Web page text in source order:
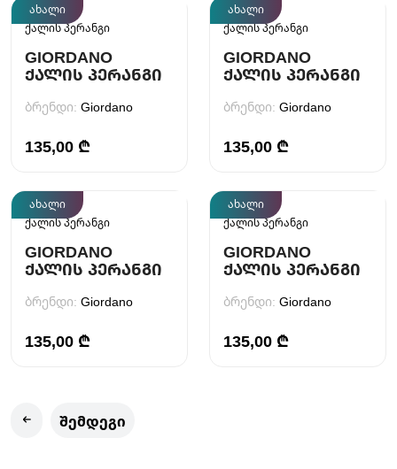
ახალი
ქალის პერანგი
GIORDANO
ᲥᲐᲚᲘᲡ ᲞᲔᲠᲐᲜᲒᲘ
ბრენდი: Giordano
135,00 ₾
ახალი
ქალის პერანგი
GIORDANO
ᲥᲐᲚᲘᲡ ᲞᲔᲠᲐᲜᲒᲘ
ბრენდი: Giordano
135,00 ₾
ახალი
ქალის პერანგი
GIORDANO
ᲥᲐᲚᲘᲡ ᲞᲔᲠᲐᲜᲒᲘ
ბრენდი: Giordano
135,00 ₾
ახალი
ქალის პერანგი
GIORDANO
ᲥᲐᲚᲘᲡ ᲞᲔᲠᲐᲜᲒᲘ
ბრენდი: Giordano
135,00 ₾
შემდეგი